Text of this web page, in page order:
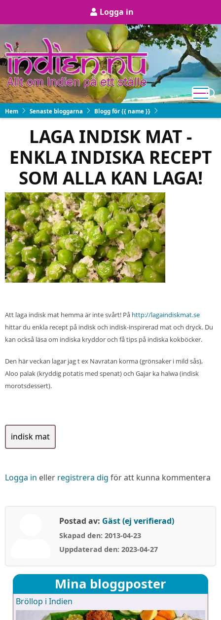
User
account
menu
Logga in
Hem Senaste bloggarna Blogg för {{ name }}
LAGA INDISK MAT -
ENKLA INDISKA RECEPT
SOM ALLA KAN LAGA!
Att laga indisk mat hemma är inte svårt! På http://lagaindiskmat.se
hittar du enkla recept på indisk och indisk-inspirerad mat och dryck. Du
kan också läsa om indiska kryddor och få tips på indiska kokböcker.
Den här veckan lagar jag t ex Navratan korma (grönsaker i mild sås),
Aloo palak (kryddig potatis med spenat) och Gajar ka halwa (indisk
morotsdessert).
indisk mat
Logga in eller registrera dig för att kunna kommentera
Postad av: Gäst (ej verifierad)
Skapad den: 2013-04-23
Uppdaterad den: 2023-04-27
Mina bloggposter
Bröllop i Indien